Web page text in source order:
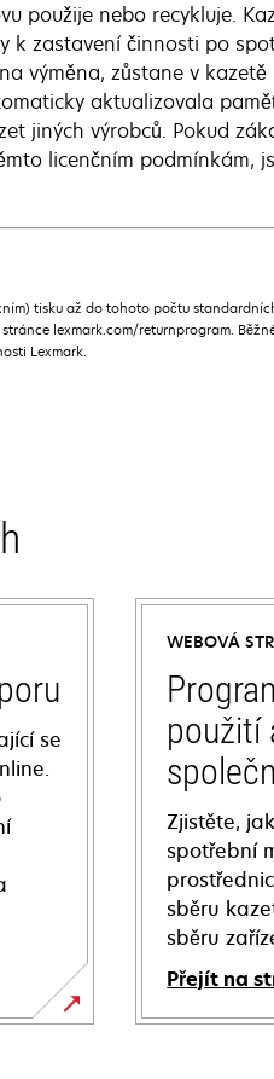
použije nebo recykluje.
k zastavení činnosti po
výměna, zůstane v
aktualizovala
jiných výrobců. Pokud
licenčním podmínkám,
tisku až do tohoto počtu
lexmark.com/returnprogram.
Lexmark.
se
WEBOVÁ
použití
Zjistěte,
spotřební
sběru
sběru
Přejít na